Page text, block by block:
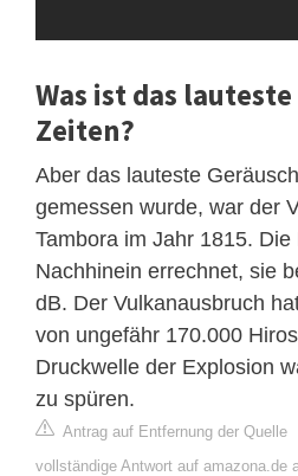
Was ist das
Zeiten?
Aber das lauteste
gemessen wurde, war der
Tambora im Jahr 1815.
Nachhinein errechnet, sie
dB. Der Vulkanausbruch
von ungefähr 170.000
Druckwelle der Explosion
zu spüren.
Antrag auf Entfernung der Quelle
vollständige Antwort auf amazona.de